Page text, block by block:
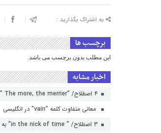
به اشتراک بگذارید :
برچسب ها
این مطلب بدون برچسب می باشد.
اخبار مشابه
۴ اصطلاح/ “The more, the merrier ” به چه معناست؟
معانی متفاوت کلمه “vain” در انگلیسی
۳ اصطلاح/ ” in the nick of time” به چه معناست؟